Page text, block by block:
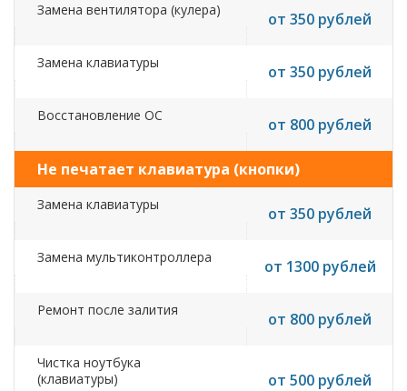
Замена вентилятора (кулера) от 350 рублей
Замена клавиатуры от 350 рублей
Восстановление ОС от 800 рублей
Не печатает клавиатура (кнопки)
Замена клавиатуры от 350 рублей
Замена мультиконтроллера от 1300 рублей
Ремонт после залития от 800 рублей
Чистка ноутбука
(клавиатуры)
от 500 рублей